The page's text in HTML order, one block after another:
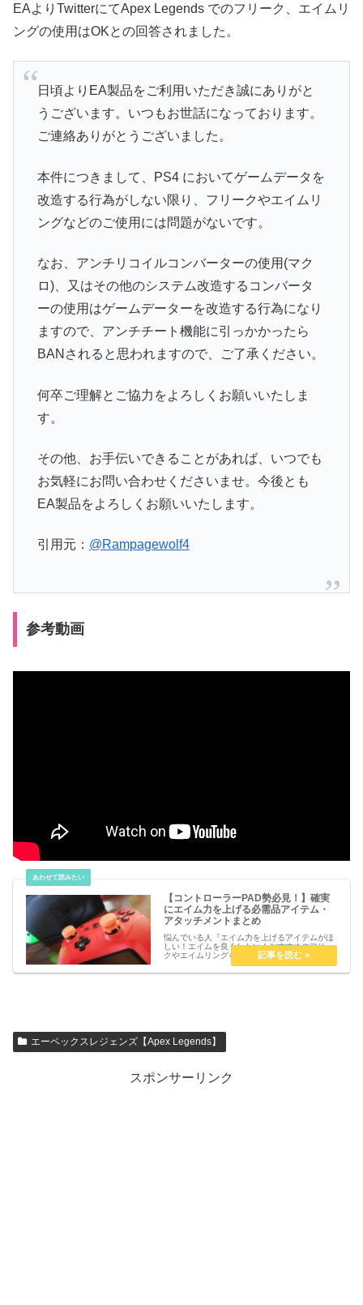
EAよりTwitterにてApex Legends でのフリーク、エイムリ
ングの使用はOKとの回答されました。
日頃よりEA製品をご利用いただき誠にありがと
うございます。いつもお世話になっております。
ご連絡ありがとうございました。
本件につきまして、PS4 においてゲームデータを
改造する行為がしない限り、フリークやエイムリ
ングなどのご使用には問題がないです。
なお、アンチリコイルコンバーターの使用(マク
ロ)、又はその他のシステム改造するコンバータ
ーの使用はゲームデーターを改造する行為になり
ますので、アンチチート機能に引っかかったら
BANされると思われますので、ご了承ください。
何卒ご理解とご協力をよろしくお願いいたしま
す。
その他、お手伝いできることがあれば、いつでも
お気軽にお問い合わせくださいませ。今後とも
EA製品をよろしくお願いいたします。
引用元： @Rampagewolf4
参考動画
【コントローラーPAD勢必見！】確実
にエイム力を上げる必需品アイテム・
アタッチメントまとめ
悩んでいる人『エイム力を上げるアイテムがほ
しい！エイムを良くしたい！おすすめのフリー
クやエイムリングを教えて！』こういった疑問
を解決します。【コントローラーPAD勢必
見！】確実にエイム力を上げる必需品アイテ
エーペックスレジェンズ【Apex Legends】
スポンサーリンク